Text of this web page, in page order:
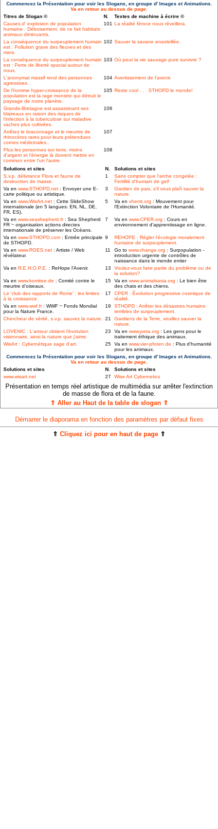
Commencez la Présentation pour voir les Slogans, en groupe d' Images et Animations.
Va en retour au dessus de page.
Titres de Slogan ©
N.
Textes de machine à écrire ©
Causes d' explosion de population
humaine : Déboisement, de ce fait habitats
animaux diminuants.
101 La réalité féroce nous réveillera.
La conséquence du surpeuplement humain
est : Pollution grave des fleuves et des
mers.
102 Sauver la savane ensoleillée.
La conséquence du surpeuplement humain
est : Perte de liberté spacial autour de
nous.
103 Où peut la vie sauvage pure survivre ?
L'anonymat massif rend des personnes
agressives.
104 Avertissement de l'avenir.
De l'homme hyper-croissance de la
population est la rage monstre qui détruit le
paysage de notre planète.
105 Reste cool . . . STHOPD le monde!
Grande-Bretagne est assassinant ses
blaireaux en raison des risques de
l'infection à la tuberculose sur maladive
vaches plus cultivées.
106
Arrêtez le braconnage et le meurtre de
rhinocéros rares pour leurs prétendues
cornes médicinales..
107
Plus les personnes sur terre, moins
d'argent et l'énergie là doivent mettre en
commun entre l'un l'autre.
108
Solutions et sites N.
Solutions et sites
S.v.p. délivrance Flora et faune de
destruction de masse.
1
Sans compter que l'arche congelée :
Fertilité d'humain de gel!
Va en www.STHOPD.net : Envoyer une E-
carte politique ou artistique.
3
Gardien de paix, s'il vous plaît sauver la
nature.
Va en www.WisArt.net : Cette SlideShow
internationale (en 5 langues: EN, NL, DE,
FR, ES).
5 Va en vhemt.org : Mouvement pour
l'Extinction Volontaire de l'Humanité.
Va en www.seashepherd.fr: Sea Shepherd
FR ~ organisation actions directes
internationale de préserver les Océans.
7 Va en www.CPER.org : Cours en
environnement d'apprentissage en ligne.
Va en www.STHOPD.com : Entrée principale
de STHOPD.
9
REHOPE : Régler l'écologie moralement
humaine de surpeuplement.
Va en www.RGES.net : Artiste / Web
révélateur.
11 Go to www.change.org : Surpopulation -
introduction urgente de contrôles de
naissance dans le monde entier
Va en R.E.H.O.P.E. : ReHope l'Avenir. 13
Voulez-vous faire partie du problème ou de
la solution?
Va en www.komitee.de : Comité contre le
meurtre d'oiseaux.
15 Va en www.animalsasia.org : Le bien être
des chats et des chiens.
Le 'club des rapports de Rome' : les limites
à la croissance.
17
CPER : Évolution progressive cosmique de
réalité.
Va en www.wwf.fr: WWF ~ Fonds Mondial
pour la Nature France.
19
STHOPD : Arrêter les désastres humains
terribles de surpeuplement.
Chercheur de vérité, s.v.p. sauvez la nature. 21
Gardiens de la Terre, veuillez sauver la
nature.
LOVENIC : L'amour obtient l'évolution
visionnaire, ainsi la nature que j'aime.
23 Va en www.peta.org : Les gens pour le
traitement éthique des animaux.
WisArt : Cybernétique sage d'art.
25 Va en www.vier-pfoten.de : Plus d'humanité
pour les animaux.
Commencez la Présentation pour voir les Slogans, en groupe d' Images et Animations.
Va en retour au dessus de page.
Solutions et sites
N.
Solutions et sites
www.wisart.net
27 Wise Art Cybernetics
Présentation en temps réel artistique de multimédia sur arrêter l'extinction
de masse de flora et de la faune.
⇑ Aller au Haut de la table de slogan ⇑
Démarrer le diaporama en fonction des paramètres par défaut fixes
⇑ Cliquez ici pour en haut de page ⇑